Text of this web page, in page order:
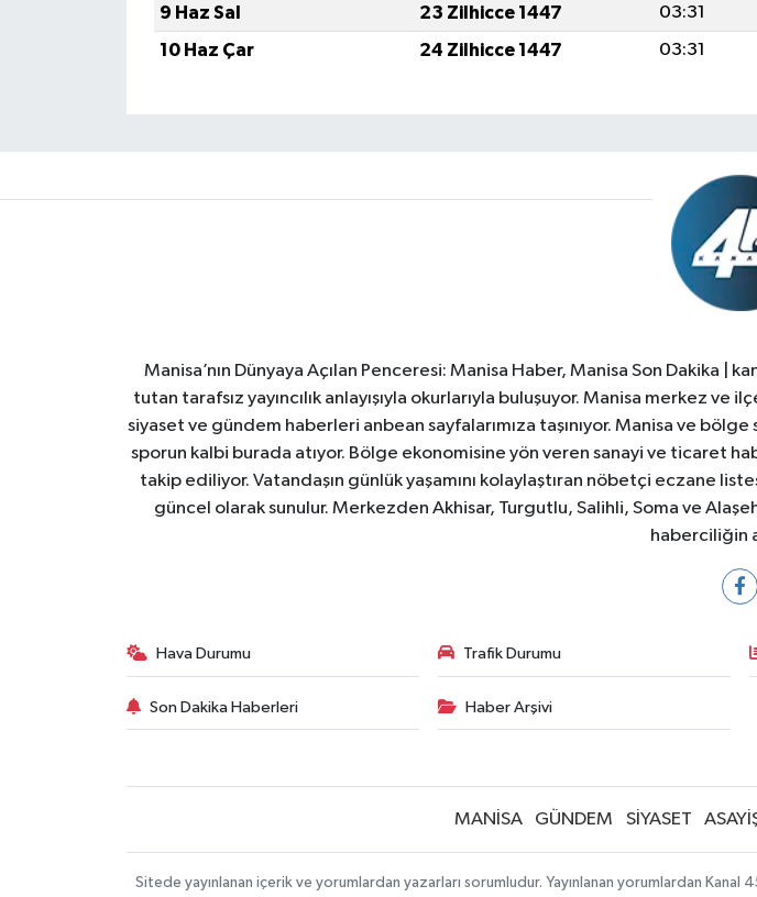
9 Haz Sal
23 Zilhicce 1447 03:31
10 Haz Çar
24 Zilhicce 1447 03:31
Manisa’nın Dünyaya Açılan Penceresi: Manisa Haber, Manisa Son Dakika |
tutan tarafsız yayıncılık anlayışıyla okurlarıyla buluşuyor. Manisa merkez
siyaset ve gündem haberleri anbean sayfalarımıza taşınıyor. Manisa ve
sporun kalbi burada atıyor. Bölge ekonomisine yön veren sanayi ve ticaret
takip ediliyor. Vatandaşın günlük yaşamını kolaylaştıran nöbetçi eczane
güncel olarak sunulur. Merkezden Akhisar, Turgutlu, Salihli, Soma ve
haberciliğin
Hava Durumu Trafik Durumu
Son Dakika Haberleri Haber Arşivi
MANİSA GÜNDEM SİYASET
Sitede yayınlanan içerik ve yorumlardan yazarları sorumludur. Yayınlanan yorumlardan